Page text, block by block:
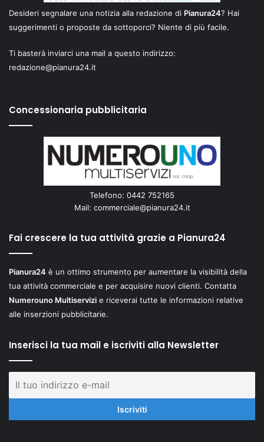
Desideri segnalare una notizia alla redazione di Pianura24? Hai
suggerimenti o proposte da sottoporci? Niente di più facile.
Ti basterà inviarci una mail a questo indirizzo:
redazione@pianura24.it
Concessionaria pubblicitaria
Telefono: 0442 752165
Mail: commerciale@pianura24.it
Fai crescere la tua attività grazie a Pianura24
Pianura24 è un ottimo strumento per aumentare la visibilità della
tua attività commerciale e per acquisire nuovi clienti. Contatta
Numerouno Multiservizi e riceverai tutte le informazioni relative
alle inserzioni pubblicitarie.
Inserisci la tua mail e iscriviti alla Newsletter